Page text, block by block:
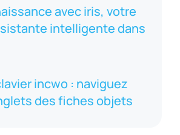
avec iris, votre
intelligente dans
incwo : naviguez
des fiches objets